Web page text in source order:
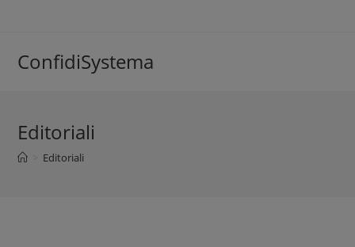
ConfidiSystema
Editoriali
Editoriali